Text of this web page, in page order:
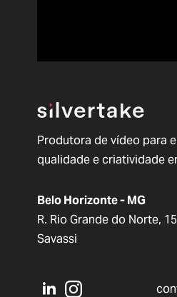
Produtora de vídeo para
qualidade e criatividade
Belo Horizonte - MG
R. Rio Grande do Norte,
Savassi